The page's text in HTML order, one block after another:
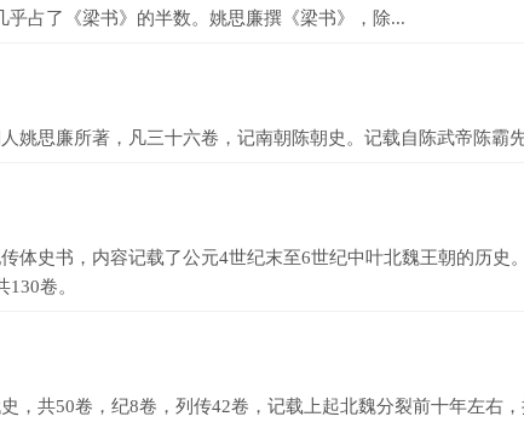
占了《梁书》的半数。姚思廉撰《梁书》，除...
思廉所著，凡三十六卷，记南朝陈朝史。记载自陈武帝陈霸
史书，内容记载了公元4世纪末至6世纪中叶北魏王朝的历史
卷。
共50卷，纪8卷，列传42卷，记载上起北魏分裂前十年左右